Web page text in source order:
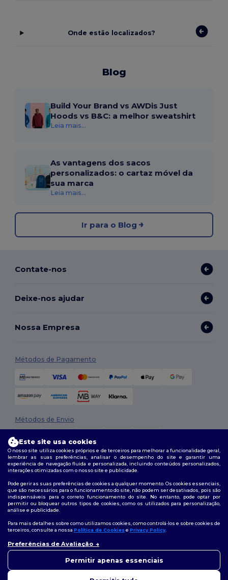
Onde estão localizados?
Blog
Build Your Brand vs AWDis Just
Hoods vs B&C: a melhor sweatshirt
Leia mais...
As vantagens dos sacos
personalizados: o cartaz móvel da
sua marca
Leia mais...
Ir para o Blog
Contate-nos
Deixe-nos ajudar
Nossa Empresa
Métodos de Pagamento
Métodos de Envio
2026. Todos os direitos reservados
Termos e Condições|Política de personalização
|Política de cookies|Mapa do Site
Siga-nos
Este site usa cookies
O nosso site utiliza cookies próprios e de terceiros para melhorar a funcionalidade geral,
lembrar as suas preferências, analisar o desempenho do site e garantir uma
experiência de navegação fluida e personalizada, incluindo conteúdos personalizados,
interações otimizadas com o nosso site e publicidade.
Pode gerir as suas preferências de cookies a qualquer momento. Os cookies essenciais,
que são necessários para o funcionamento do site, não podem ser desativados, pois são
indispensáveis para o correto funcionamento do site. No entanto, pode optar por
permitir ou bloquear outros tipos de cookies, como os utilizados para personalização,
análise e publicidade.
Para mais detalhes sobre como utilizamos cookies, como controlá-los e sobre cookies de
terceiros, consulte a nossa Política de Cookiese Privacy Policy.
Preferências de Avaliação
Permitir apenas essenciais
questão, pode contactar-nos a